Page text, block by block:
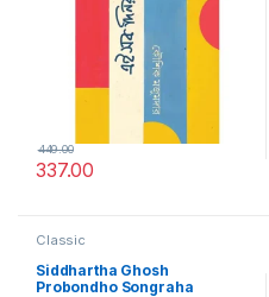
337.00
449.00
Classic
Siddhartha Ghosh
Probondho Songraha